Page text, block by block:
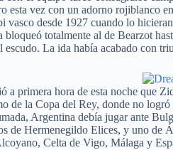
esta vez con un adorno rojiblanco
vasco desde 1927 cuando lo
totalmente al de Bearzot
La ida había acabado con
a primera hora de esta noche que
de la Copa del Rey, donde no
Argentina debía jugar ante
de Hermenegildo Elices, y uno
Celta de Vigo, Málaga y